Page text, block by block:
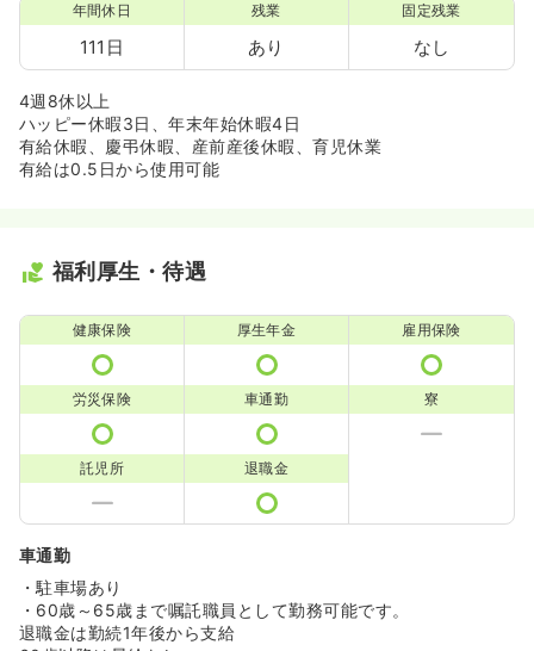
年間休日
111日
残業
あり
固定残業
なし
4週8休以上
ハッピー休暇3日、年末年始休暇4日
有給休暇、慶弔休暇、産前産後休暇、育児休業
有給は0.5日から使用可能
福利厚生・待遇
健康保険 厚生年金 雇用保険
労災保険 車通勤 寮
託児所 退職金
車通勤
・駐車場あり
・60歳～65歳まで嘱託職員として勤務可能です。
退職金は勤続1年後から支給